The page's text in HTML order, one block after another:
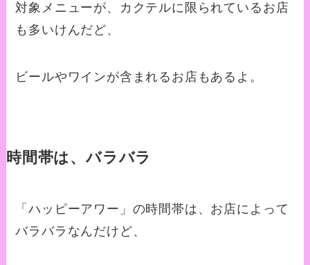
対象メニューが、カクテルに限られているお店
も多いけんだど、
ビールやワインが含まれるお店もあるよ。
時間帯は、バラバラ
「ハッピーアワー」の時間帯は、お店によって
バラバラなんだけど、